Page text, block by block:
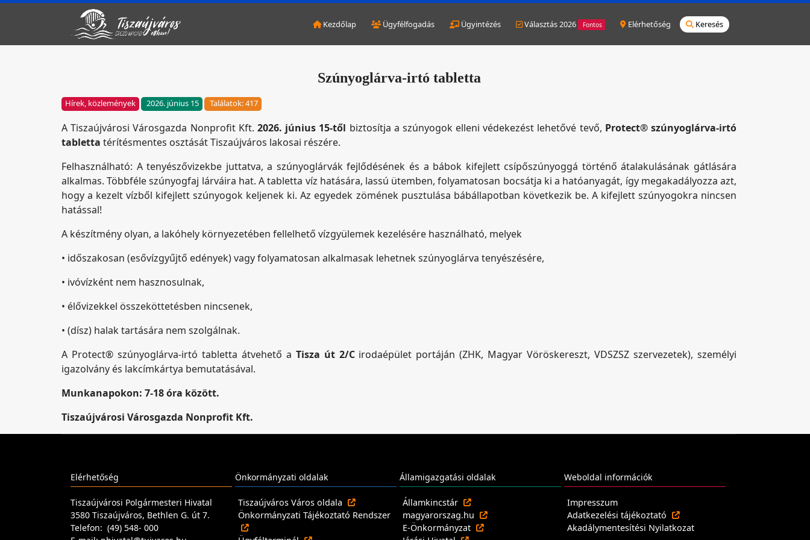
Kezdőlap Ügyfélfogadás Ügyintézés Választás 2026 Fontos Elérhetőség Keresés
Szúnyoglárva-irtó tabletta
Hírek, közlemények 2026. június 15 Találatok: 417
A Tiszaújvárosi Városgazda Nonprofit Kft. 2026. június 15-től biztosítja a szúnyogok elleni védekezést lehetővé tevő, Protect® szúnyoglárva-irtó
tabletta térítésmentes osztását Tiszaújváros lakosai részére.
Felhasználható: A tenyészővizekbe juttatva, a szúnyoglárvák fejlődésének és a bábok kifejlett csípőszúnyoggá történő átalakulásának gátlására
alkalmas. Többféle szúnyogfaj lárváira hat. A tabletta víz hatására, lassú ütemben, folyamatosan bocsátja ki a hatóanyagát, így megakadályozza azt,
hogy a kezelt vízből kifejlett szúnyogok keljenek ki. Az egyedek zömének pusztulása bábállapotban következik be. A kifejlett szúnyogokra nincsen
hatással!
A készítmény olyan, a lakóhely környezetében fellelhető vízgyülemek kezelésére használható, melyek
• időszakosan (esővízgyűjtő edények) vagy folyamatosan alkalmasak lehetnek szúnyoglárva tenyészésére,
• ivóvízként nem hasznosulnak,
• élővizekkel összeköttetésben nincsenek,
• (dísz) halak tartására nem szolgálnak.
A Protect® szúnyoglárva-irtó tabletta átvehető a Tisza út 2/Cirodaépület portáján (ZHK, Magyar Vöröskereszt, VDSZSZ szervezetek), személyi
igazolvány és lakcímkártya bemutatásával.
Munkanapokon: 7-18 óra között.
Tiszaújvárosi Városgazda Nonprofit Kft.
Elérhetőség
Tiszaújvárosi Polgármesteri Hivatal
3580 Tiszaújváros, Bethlen G. út 7.
Telefon: (49) 548- 000
Önkormányzati oldalak
Tiszaújváros Város oldala
Önkormányzati Tájékoztató Rendszer
Államigazgatási oldalak
Államkincstár
magyarorszag.hu
E-Önkormányzat
Weboldal információk
Impresszum
Adatkezelési tájékoztató
Akadálymentesítési Nyilatkozat